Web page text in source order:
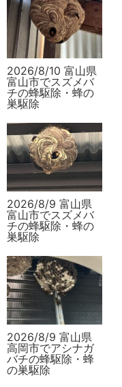
2026/8/10 富山県
富山市でスズメバ
チの蜂駆除・蜂の
巣駆除
2026/8/9 富山県
富山市でスズメバ
チの蜂駆除・蜂の
巣駆除
2026/8/9 富山県
高岡市でアシナガ
バチの蜂駆除・蜂
の巣駆除